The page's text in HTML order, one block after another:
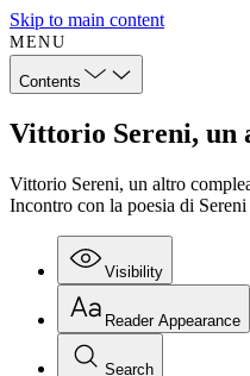
Skip to main content
MENU
Contents
Vittorio Sereni, un
Vittorio Sereni, un altro
Incontro con la poesia di Sereni
Visibility
Reader Appearance
Search